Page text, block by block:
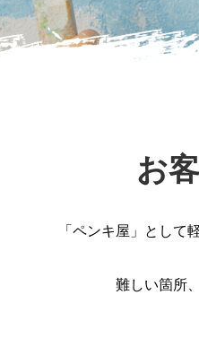
お
「ペンキ屋」として
難しい箇所